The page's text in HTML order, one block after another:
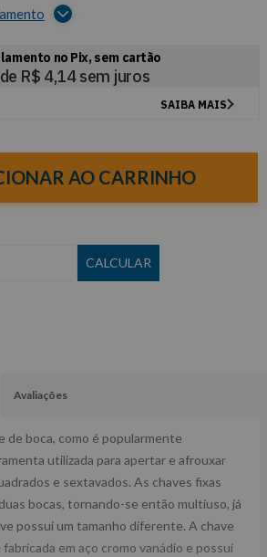
AO CARRINHO
Avaliações
de boca, como é popularmente
utilizada para apertar e afrouxar
e sextavados. As chaves fixas
bocas, tornando-se então multiuso, já
possui um tamanho diferente. A chave
fabricada em aço cromo vanádio e possui